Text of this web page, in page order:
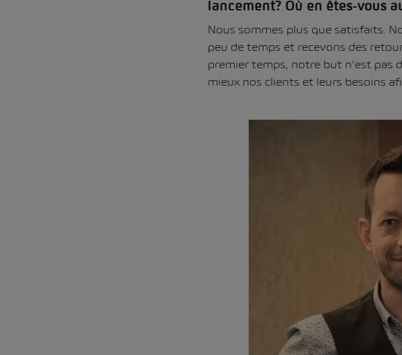
lancement? Où en êtes-vous
Nous sommes plus que satisfaits.
peu de temps et recevons des
premier temps, notre but n’est pas
mieux nos clients et leurs besoins